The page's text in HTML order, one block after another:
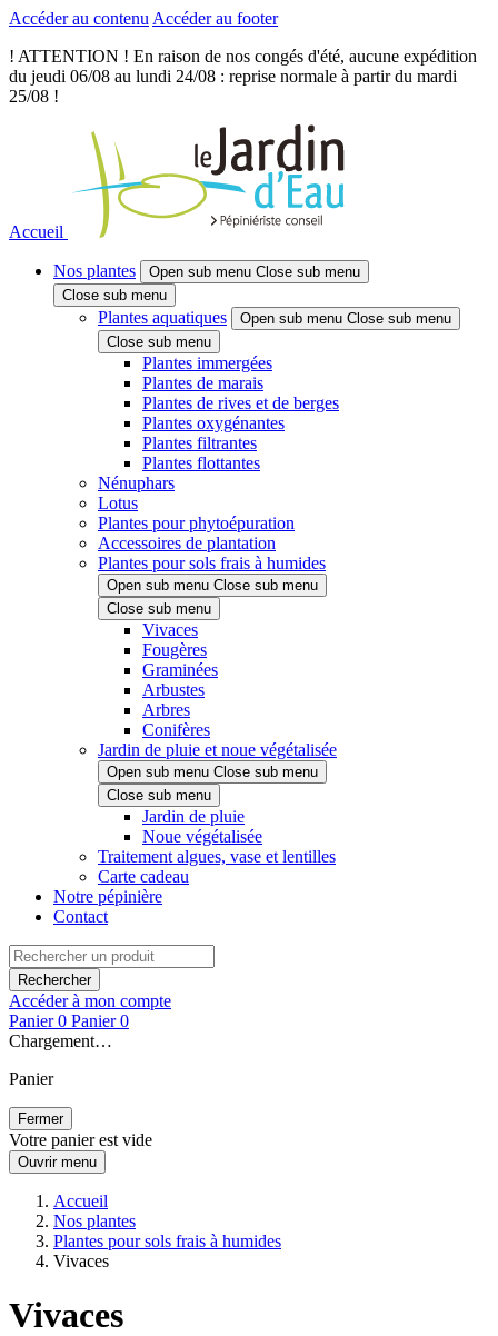
Accéder au contenu Accéder au footer
! ATTENTION ! En raison de nos congés d'été, aucune expédition
du jeudi 06/08 au lundi 24/08 : reprise normale à partir du mardi
25/08 !
Accueil
Nos plantes Open sub menu Close sub menu
Close sub menu
Plantes aquatiques Open sub menu Close sub menu
Close sub menu
Plantes immergées
Plantes de marais
Plantes de rives et de berges
Plantes oxygénantes
Plantes filtrantes
Plantes flottantes
Nénuphars
Lotus
Plantes pour phytoépuration
Accessoires de plantation
Plantes pour sols frais à humides
Open sub menu Close sub menu
Close sub menu
Vivaces
Fougères
Graminées
Arbustes
Arbres
Conifères
Jardin de pluie et noue végétalisée
Open sub menu Close sub menu
Close sub menu
Jardin de pluie
Noue végétalisée
Traitement algues, vase et lentilles
Carte cadeau
Notre pépinière
Contact
Rechercher
Accéder à mon compte
Panier 0 Panier 0
Chargement…
Panier
Fermer
Votre panier est vide
Ouvrir menu
Accueil
Nos plantes
Plantes pour sols frais à humides
Vivaces
Vivaces